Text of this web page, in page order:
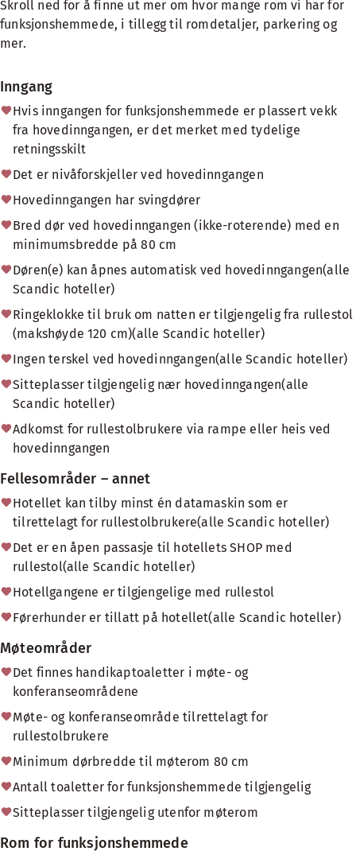
Skroll ned for å finne ut mer om hvor mange rom vi har for
funksjonshemmede, i tillegg til romdetaljer, parkering og
mer.
Inngang
Hvis inngangen for funksjonshemmede er plassert vekk
fra hovedinngangen, er det merket med tydelige
retningsskilt
Det er nivåforskjeller ved hovedinngangen
Hovedinngangen har svingdører
Bred dør ved hovedinngangen (ikke-roterende) med en
minimumsbredde på 80 cm
Døren(e) kan åpnes automatisk ved hovedinngangen(alle
Scandic hoteller)
Ringeklokke til bruk om natten er tilgjengelig fra rullestol
(makshøyde 120 cm)(alle Scandic hoteller)
Ingen terskel ved hovedinngangen(alle Scandic hoteller)
Sitteplasser tilgjengelig nær hovedinngangen(alle
Scandic hoteller)
Adkomst for rullestolbrukere via rampe eller heis ved
hovedinngangen
Fellesområder – annet
Hotellet kan tilby minst én datamaskin som er
tilrettelagt for rullestolbrukere(alle Scandic hoteller)
Det er en åpen passasje til hotellets SHOP med
rullestol(alle Scandic hoteller)
Hotellgangene er tilgjengelige med rullestol
Førerhunder er tillatt på hotellet(alle Scandic hoteller)
Møteområder
Det finnes handikaptoaletter i møte- og
konferanseområdene
Møte- og konferanseområde tilrettelagt for
rullestolbrukere
Minimum dørbredde til møterom 80 cm
Antall toaletter for funksjonshemmede tilgjengelig
Sitteplasser tilgjengelig utenfor møterom
Rom for funksjonshemmede